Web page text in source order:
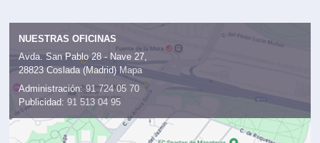
NUESTRAS OFICINAS
Avda. San Pablo 28 - Nave 27,
28823 Coslada (Madrid) Mapa
Administración: 91 724 05 70
Publicidad: 91 513 04 95